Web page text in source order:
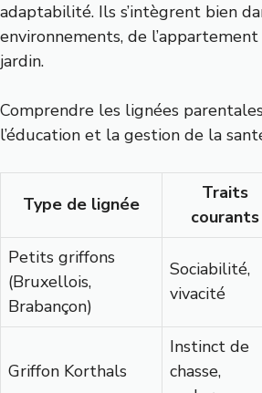
adaptabilité. Ils s’intègrent bien
environnements, de l’appartement
jardin.
Comprendre les lignées
l’éducation et la gestion de la
Type de lignée
Traits
courants
Petits griffons
(Bruxellois,
Brabançon)
Sociabilité,
vivacité
Griffon Korthals
Instinct de
chasse,